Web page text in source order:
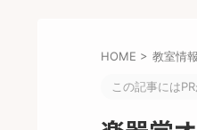
HOME > 教室情報
この記事には